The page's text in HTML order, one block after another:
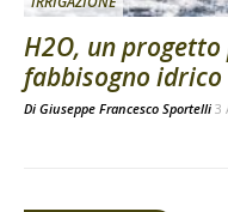
H2O, un
fabbisogno
Di Giuseppe Francesco Sportelli 3